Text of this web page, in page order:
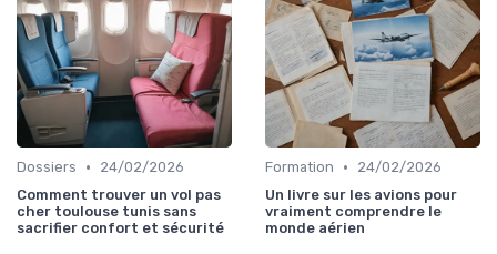
Dossiers •
24/02/2026
Comment trouver un vol pas
cher toulouse tunis sans
sacrifier confort et sécurité
Formation •
24/02/2026
Un livre sur les avions pour
vraiment comprendre le
monde aérien